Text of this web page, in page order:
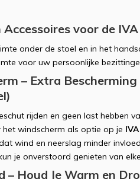
voor de
onder de stoel en in het
voor uw persoonlijke
– Extra
rijden en geen last hebben
het windscherm als optie op je
wind en neerslag minder
je onverstoord genieten van
– Houd Je Warm en